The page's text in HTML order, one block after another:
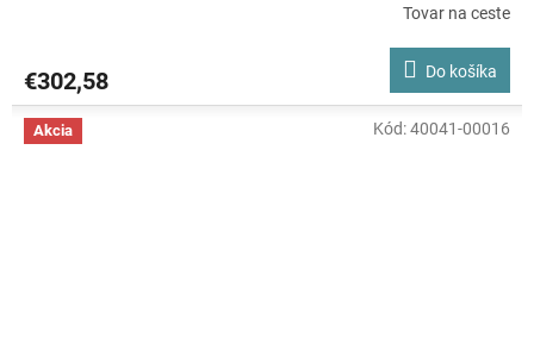
Tovar na ceste
€302,58 Do košíka
Akcia Kód:40041-00016